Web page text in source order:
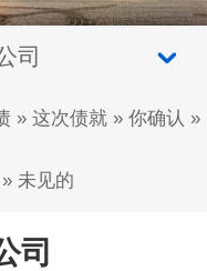
司
» 这次债就» 你确认 »
» 未见的
司